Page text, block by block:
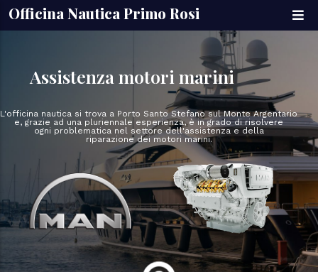
Salta al contenuto principale
Officina Nautica Primo Rosi
Assistenzamotori marini
L'officina nautica si trova a Porto Santo Stefano sul Monte Argentario
e, grazie ad una pluriennale esperienza, è in grado di risolvere
ogni problematica nel settore dell'assistenza e della
riparazione dei motori marini.